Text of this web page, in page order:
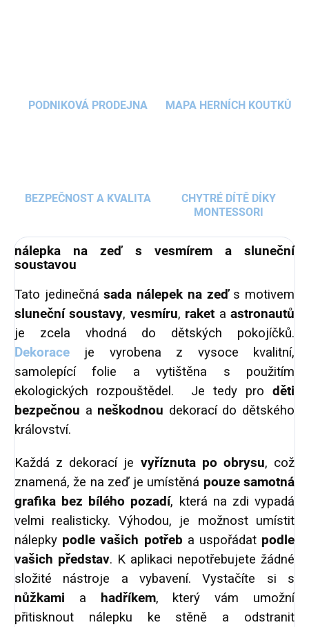
PODNIKOVÁ PRODEJNA MAPA HERNÍCH KOUTKŮ
BEZPEČNOST A KVALITA
CHYTRÉ DÍTĚ DÍKY
MONTESSORI
nálepka na zeď s vesmírem a sluneční
soustavou
Tato jedinečná sada nálepek na zeďs motivem
sluneční soustavy, vesmíru, raket aastronautů
je zcela vhodná do dětských pokojíčků.
Dekorace je vyrobena z vysoce kvalitní,
samolepící folie a vytištěna s použitím
ekologických rozpouštědel. Je tedy pro děti
bezpečnou a neškodnou dekorací do dětského
království.
Každá z dekorací je vyříznuta po obrysu, což
znamená, že na zeď je umístěná pouze samotná
grafika bez bílého pozadí, která na zdi vypadá
velmi realisticky. Výhodou, je možnost umístit
nálepky podle vašich potřeb a uspořádat podle
vašich představ. K aplikaci nepotřebujete žádné
složité nástroje a vybavení. Vystačíte si s
nůžkami a hadříkem, který vám umožní
přitisknout nálepku ke stěně a odstranit